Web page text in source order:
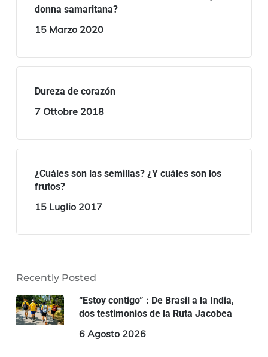
donna samaritana?
15 Marzo 2020
Dureza de corazón
7 Ottobre 2018
¿Cuáles son las semillas? ¿Y cuáles son los
frutos?
15 Luglio 2017
Recently Posted
“Estoy contigo” : De Brasil a la India,
dos testimonios de la Ruta Jacobea
6 Agosto 2026